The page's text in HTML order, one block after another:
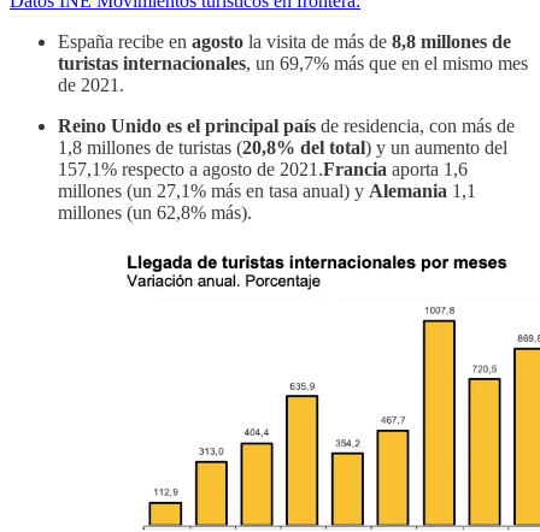
España recibe en agosto la visita de más de 8,8 millones de
turistas internacionales, un 69,7% más que en el mismo mes
de 2021.
Reino Unido es el principal país de residencia, con más de
1,8 millones de turistas (20,8% del total) y un aumento del
157,1% respecto a agosto de 2021.Francia aporta 1,6
millones (un 27,1% más en tasa anual) y Alemania 1,1
millones (un 62,8% más).